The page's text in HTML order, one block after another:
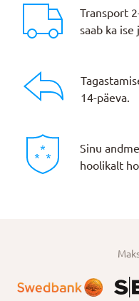
Transport
saab ka
14-päeva.
Sinu
hoolikalt